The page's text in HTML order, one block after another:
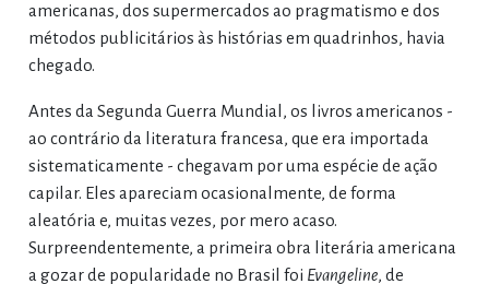
americanas, dos supermercados ao pragmatismo e dos
métodos publicitários às histórias em quadrinhos, havia
chegado.
Antes da Segunda Guerra Mundial, os livros americanos -
ao contrário da literatura francesa, que era importada
sistematicamente - chegavam por uma espécie de ação
capilar. Eles apareciam ocasionalmente, de forma
aleatória e, muitas vezes, por mero acaso.
Surpreendentemente, a primeira obra literária americana
a gozar de popularidade no Brasil foi Evangeline, de